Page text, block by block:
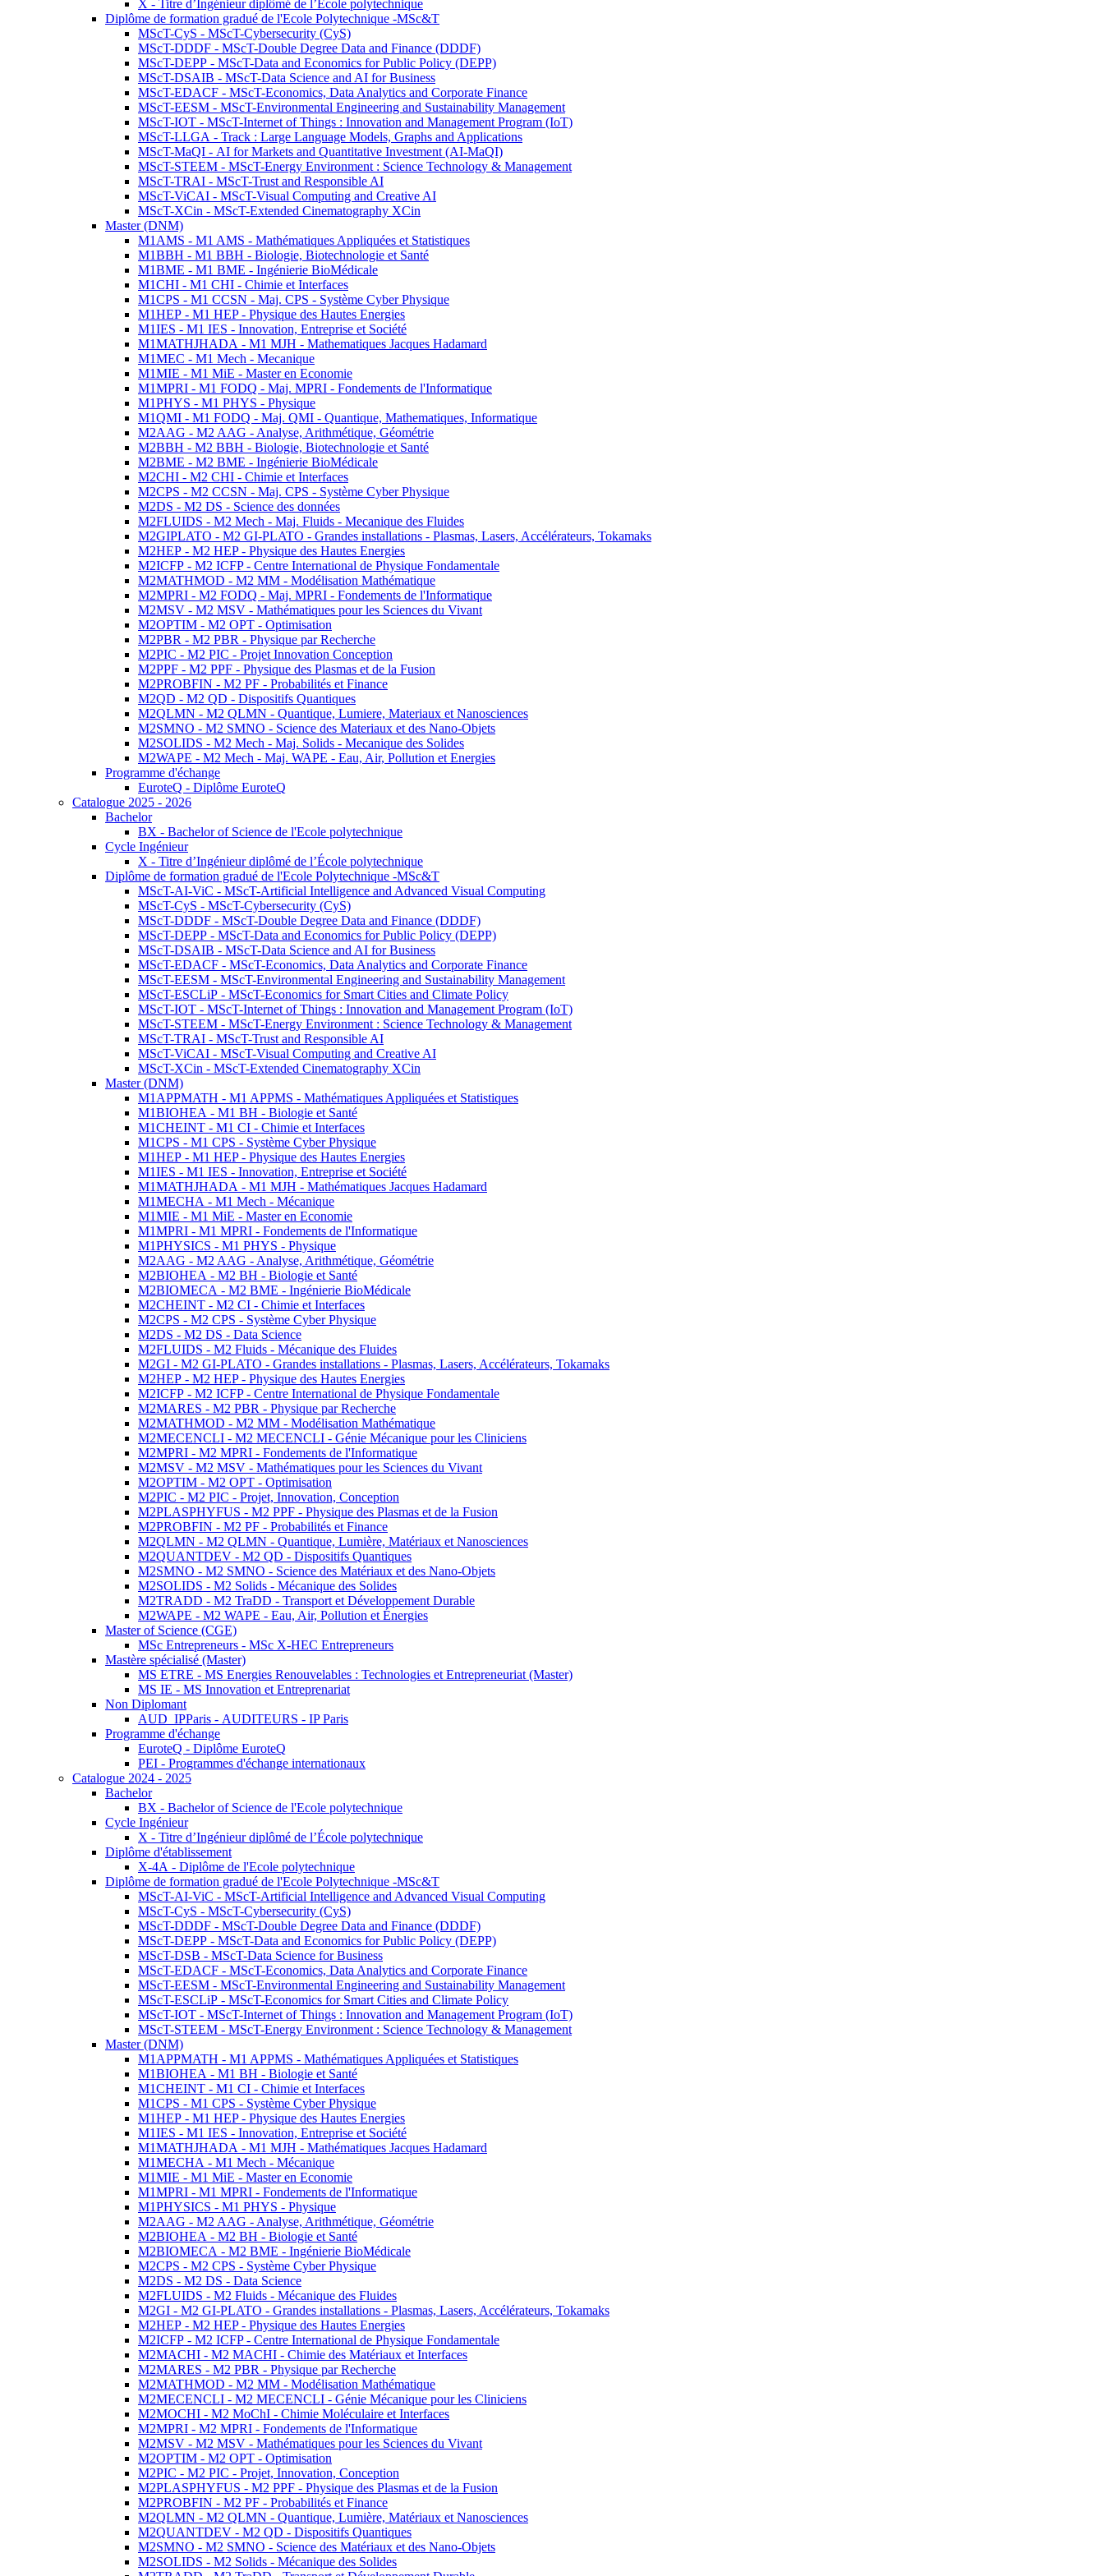
X - Titre d’Ingénieur diplômé de l’École polytechnique
Diplôme de formation gradué de l'Ecole Polytechnique -MSc&T
MScT-CyS - MScT-Cybersecurity (CyS)
MScT-DDDF - MScT-Double Degree Data and Finance (DDDF)
MScT-DEPP - MScT-Data and Economics for Public Policy (DEPP)
MScT-DSAIB - MScT-Data Science and AI for Business
MScT-EDACF - MScT-Economics, Data Analytics and Corporate Finance
MScT-EESM - MScT-Environmental Engineering and Sustainability Management
MScT-IOT - MScT-Internet of Things : Innovation and Management Program (IoT)
MScT-LLGA - Track : Large Language Models, Graphs and Applications
MScT-MaQI - AI for Markets and Quantitative Investment (AI-MaQI)
MScT-STEEM - MScT-Energy Environment : Science Technology & Management
MScT-TRAI - MScT-Trust and Responsible AI
MScT-ViCAI - MScT-Visual Computing and Creative AI
MScT-XCin - MScT-Extended Cinematography XCin
Master (DNM)
M1AMS - M1 AMS - Mathématiques Appliquées et Statistiques
M1BBH - M1 BBH - Biologie, Biotechnologie et Santé
M1BME - M1 BME - Ingénierie BioMédicale
M1CHI - M1 CHI - Chimie et Interfaces
M1CPS - M1 CCSN - Maj. CPS - Système Cyber Physique
M1HEP - M1 HEP - Physique des Hautes Energies
M1IES - M1 IES - Innovation, Entreprise et Société
M1MATHJHADA - M1 MJH - Mathematiques Jacques Hadamard
M1MEC - M1 Mech - Mecanique
M1MIE - M1 MiE - Master en Economie
M1MPRI - M1 FODQ - Maj. MPRI - Fondements de l'Informatique
M1PHYS - M1 PHYS - Physique
M1QMI - M1 FODQ - Maj. QMI - Quantique, Mathematiques, Informatique
M2AAG - M2 AAG - Analyse, Arithmétique, Géométrie
M2BBH - M2 BBH - Biologie, Biotechnologie et Santé
M2BME - M2 BME - Ingénierie BioMédicale
M2CHI - M2 CHI - Chimie et Interfaces
M2CPS - M2 CCSN - Maj. CPS - Système Cyber Physique
M2DS - M2 DS - Science des données
M2FLUIDS - M2 Mech - Maj. Fluids - Mecanique des Fluides
M2GIPLATO - M2 GI-PLATO - Grandes installations - Plasmas, Lasers, Accélérateurs, Tokamaks
M2HEP - M2 HEP - Physique des Hautes Energies
M2ICFP - M2 ICFP - Centre International de Physique Fondamentale
M2MATHMOD - M2 MM - Modélisation Mathématique
M2MPRI - M2 FODQ - Maj. MPRI - Fondements de l'Informatique
M2MSV - M2 MSV - Mathématiques pour les Sciences du Vivant
M2OPTIM - M2 OPT - Optimisation
M2PBR - M2 PBR - Physique par Recherche
M2PIC - M2 PIC - Projet Innovation Conception
M2PPF - M2 PPF - Physique des Plasmas et de la Fusion
M2PROBFIN - M2 PF - Probabilités et Finance
M2QD - M2 QD - Dispositifs Quantiques
M2QLMN - M2 QLMN - Quantique, Lumiere, Materiaux et Nanosciences
M2SMNO - M2 SMNO - Science des Materiaux et des Nano-Objets
M2SOLIDS - M2 Mech - Maj. Solids - Mecanique des Solides
M2WAPE - M2 Mech - Maj. WAPE - Eau, Air, Pollution et Energies
Programme d'échange
EuroteQ - Diplôme EuroteQ
Catalogue 2025 - 2026
Bachelor
BX - Bachelor of Science de l'Ecole polytechnique
Cycle Ingénieur
X - Titre d’Ingénieur diplômé de l’École polytechnique
Diplôme de formation gradué de l'Ecole Polytechnique -MSc&T
MScT-AI-ViC - MScT-Artificial Intelligence and Advanced Visual Computing
MScT-CyS - MScT-Cybersecurity (CyS)
MScT-DDDF - MScT-Double Degree Data and Finance (DDDF)
MScT-DEPP - MScT-Data and Economics for Public Policy (DEPP)
MScT-DSAIB - MScT-Data Science and AI for Business
MScT-EDACF - MScT-Economics, Data Analytics and Corporate Finance
MScT-EESM - MScT-Environmental Engineering and Sustainability Management
MScT-ESCLiP - MScT-Economics for Smart Cities and Climate Policy
MScT-IOT - MScT-Internet of Things : Innovation and Management Program (IoT)
MScT-STEEM - MScT-Energy Environment : Science Technology & Management
MScT-TRAI - MScT-Trust and Responsible AI
MScT-ViCAI - MScT-Visual Computing and Creative AI
MScT-XCin - MScT-Extended Cinematography XCin
Master (DNM)
M1APPMATH - M1 APPMS - Mathématiques Appliquées et Statistiques
M1BIOHEA - M1 BH - Biologie et Santé
M1CHEINT - M1 CI - Chimie et Interfaces
M1CPS - M1 CPS - Système Cyber Physique
M1HEP - M1 HEP - Physique des Hautes Energies
M1IES - M1 IES - Innovation, Entreprise et Société
M1MATHJHADA - M1 MJH - Mathématiques Jacques Hadamard
M1MECHA - M1 Mech - Mécanique
M1MIE - M1 MiE - Master en Economie
M1MPRI - M1 MPRI - Fondements de l'Informatique
M1PHYSICS - M1 PHYS - Physique
M2AAG - M2 AAG - Analyse, Arithmétique, Géométrie
M2BIOHEA - M2 BH - Biologie et Santé
M2BIOMECA - M2 BME - Ingénierie BioMédicale
M2CHEINT - M2 CI - Chimie et Interfaces
M2CPS - M2 CPS - Système Cyber Physique
M2DS - M2 DS - Data Science
M2FLUIDS - M2 Fluids - Mécanique des Fluides
M2GI - M2 GI-PLATO - Grandes installations - Plasmas, Lasers, Accélérateurs, Tokamaks
M2HEP - M2 HEP - Physique des Hautes Energies
M2ICFP - M2 ICFP - Centre International de Physique Fondamentale
M2MARES - M2 PBR - Physique par Recherche
M2MATHMOD - M2 MM - Modélisation Mathématique
M2MECENCLI - M2 MECENCLI - Génie Mécanique pour les Cliniciens
M2MPRI - M2 MPRI - Fondements de l'Informatique
M2MSV - M2 MSV - Mathématiques pour les Sciences du Vivant
M2OPTIM - M2 OPT - Optimisation
M2PIC - M2 PIC - Projet, Innovation, Conception
M2PLASPHYFUS - M2 PPF - Physique des Plasmas et de la Fusion
M2PROBFIN - M2 PF - Probabilités et Finance
M2QLMN - M2 QLMN - Quantique, Lumière, Matériaux et Nanosciences
M2QUANTDEV - M2 QD - Dispositifs Quantiques
M2SMNO - M2 SMNO - Science des Matériaux et des Nano-Objets
M2SOLIDS - M2 Solids - Mécanique des Solides
M2TRADD - M2 TraDD - Transport et Développement Durable
M2WAPE - M2 WAPE - Eau, Air, Pollution et Énergies
Master of Science (CGE)
MSc Entrepreneurs - MSc X-HEC Entrepreneurs
Mastère spécialisé (Master)
MS ETRE - MS Energies Renouvelables : Technologies et Entrepreneuriat (Master)
MS IE - MS Innovation et Entreprenariat
Non Diplomant
AUD_IPParis - AUDITEURS - IP Paris
Programme d'échange
EuroteQ - Diplôme EuroteQ
PEI - Programmes d'échange internationaux
Catalogue 2024 - 2025
Bachelor
BX - Bachelor of Science de l'Ecole polytechnique
Cycle Ingénieur
X - Titre d’Ingénieur diplômé de l’École polytechnique
Diplôme d'établissement
X-4A - Diplôme de l'Ecole polytechnique
Diplôme de formation gradué de l'Ecole Polytechnique -MSc&T
MScT-AI-ViC - MScT-Artificial Intelligence and Advanced Visual Computing
MScT-CyS - MScT-Cybersecurity (CyS)
MScT-DDDF - MScT-Double Degree Data and Finance (DDDF)
MScT-DEPP - MScT-Data and Economics for Public Policy (DEPP)
MScT-DSB - MScT-Data Science for Business
MScT-EDACF - MScT-Economics, Data Analytics and Corporate Finance
MScT-EESM - MScT-Environmental Engineering and Sustainability Management
MScT-ESCLiP - MScT-Economics for Smart Cities and Climate Policy
MScT-IOT - MScT-Internet of Things : Innovation and Management Program (IoT)
MScT-STEEM - MScT-Energy Environment : Science Technology & Management
Master (DNM)
M1APPMATH - M1 APPMS - Mathématiques Appliquées et Statistiques
M1BIOHEA - M1 BH - Biologie et Santé
M1CHEINT - M1 CI - Chimie et Interfaces
M1CPS - M1 CPS - Système Cyber Physique
M1HEP - M1 HEP - Physique des Hautes Energies
M1IES - M1 IES - Innovation, Entreprise et Société
M1MATHJHADA - M1 MJH - Mathématiques Jacques Hadamard
M1MECHA - M1 Mech - Mécanique
M1MIE - M1 MiE - Master en Economie
M1MPRI - M1 MPRI - Fondements de l'Informatique
M1PHYSICS - M1 PHYS - Physique
M2AAG - M2 AAG - Analyse, Arithmétique, Géométrie
M2BIOHEA - M2 BH - Biologie et Santé
M2BIOMECA - M2 BME - Ingénierie BioMédicale
M2CPS - M2 CPS - Système Cyber Physique
M2DS - M2 DS - Data Science
M2FLUIDS - M2 Fluids - Mécanique des Fluides
M2GI - M2 GI-PLATO - Grandes installations - Plasmas, Lasers, Accélérateurs, Tokamaks
M2HEP - M2 HEP - Physique des Hautes Energies
M2ICFP - M2 ICFP - Centre International de Physique Fondamentale
M2MACHI - M2 MACHI - Chimie des Matériaux et Interfaces
M2MARES - M2 PBR - Physique par Recherche
M2MATHMOD - M2 MM - Modélisation Mathématique
M2MECENCLI - M2 MECENCLI - Génie Mécanique pour les Cliniciens
M2MOCHI - M2 MoChI - Chimie Moléculaire et Interfaces
M2MPRI - M2 MPRI - Fondements de l'Informatique
M2MSV - M2 MSV - Mathématiques pour les Sciences du Vivant
M2OPTIM - M2 OPT - Optimisation
M2PIC - M2 PIC - Projet, Innovation, Conception
M2PLASPHYFUS - M2 PPF - Physique des Plasmas et de la Fusion
M2PROBFIN - M2 PF - Probabilités et Finance
M2QLMN - M2 QLMN - Quantique, Lumière, Matériaux et Nanosciences
M2QUANTDEV - M2 QD - Dispositifs Quantiques
M2SMNO - M2 SMNO - Science des Matériaux et des Nano-Objets
M2SOLIDS - M2 Solids - Mécanique des Solides